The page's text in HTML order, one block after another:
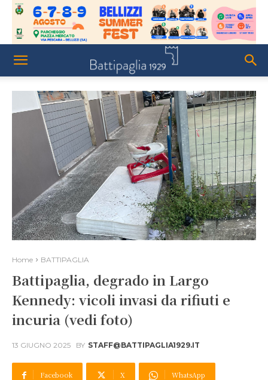
Home BATTIPAGLIA
Battipaglia, degrado in Largo
Kennedy: vicoli invasi da rifiuti e
incuria (vedi foto)
13 GIUGNO 2025 BY STAFF@BATTIPAGLIA1929.IT
Facebook X WhatsApp